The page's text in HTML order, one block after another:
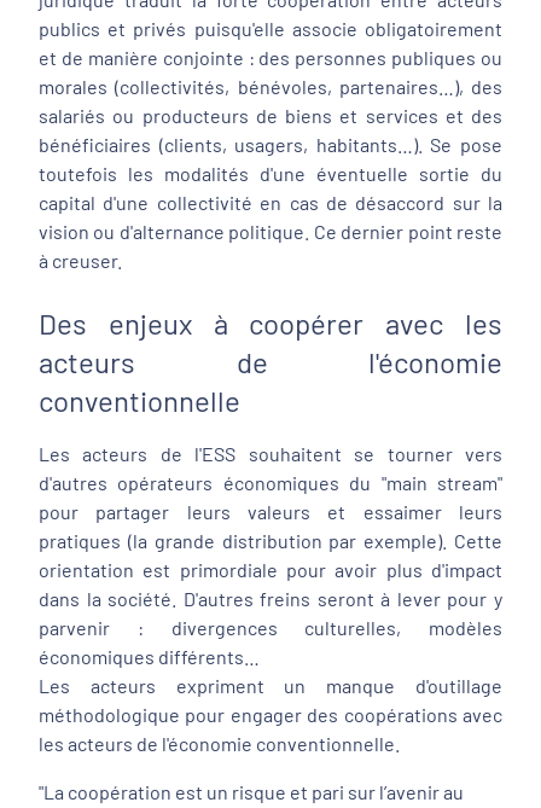
publics et privés puisqu'elle associe obligatoirement
et de manière conjointe : des personnes publiques ou
morales (collectivités, bénévoles, partenaires…), des
salariés ou producteurs de biens et services et des
bénéficiaires (clients, usagers, habitants…). Se pose
toutefois les modalités d'une éventuelle sortie du
capital d'une collectivité en cas de désaccord sur la
vision ou d'alternance politique. Ce dernier point reste
à creuser.
Des enjeux à coopérer avec les
acteurs de l'économie
conventionnelle
Les acteurs de l'ESS souhaitent se tourner vers
d'autres opérateurs économiques du "main stream"
pour partager leurs valeurs et essaimer leurs
pratiques (la grande distribution par exemple). Cette
orientation est primordiale pour avoir plus d'impact
dans la société. D'autres freins seront à lever pour y
parvenir : divergences culturelles, modèles
économiques différents…
Les acteurs expriment un manque d'outillage
méthodologique pour engager des coopérations avec
les acteurs de l'économie conventionnelle.
"La coopération est un risque et pari sur l’avenir au